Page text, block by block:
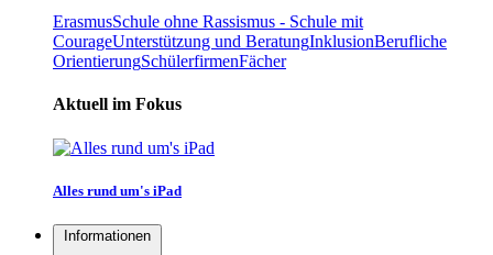
ErasmusSchule ohne Rassismus - Schule mit
CourageUnterstützung und BeratungInklusionBerufliche
OrientierungSchülerfirmenFächer
Aktuell im Fokus
Alles rund um's iPad
Informationen